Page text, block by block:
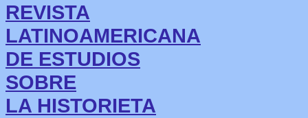
REVISTA
LATINOAMERICANA
DE ESTUDIOS
SOBRE
LA HISTORIETA